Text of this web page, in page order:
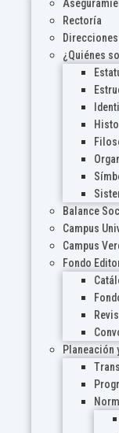
Rectoría
Direcciones
¿Quiénes
Balance
Campus
Campus
Fondo
Planeación